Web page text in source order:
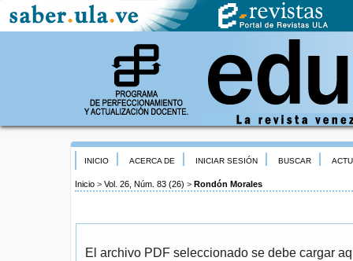
INICIO ACERCA DE INICIAR SESIÓN BUSCAR
Inicio > Vol. 26, Núm. 83 (26) > Rondón Morales
El archivo PDF seleccionado se debe cargar